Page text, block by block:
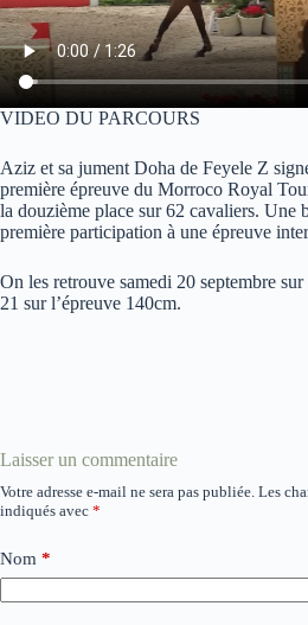
VIDEO DU PARCOURS
Aziz et sa jument Doha de Feyele Z
première épreuve du Morroco Royal
la douzième place sur 62 cavaliers. Une
première participation à une épreuve
On les retrouve samedi 20 septembre
21 sur l’épreuve 140cm.
Laisser un commentaire
Votre adresse e-mail ne sera pas publiée. Les
indiqués avec *
Nom *